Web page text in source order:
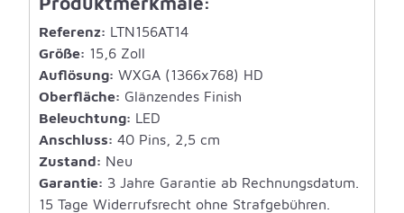
Referenz: LTN156AT14
Größe: 15,6 Zoll
Auflösung: WXGA (1366x768) HD
Oberfläche: Glänzendes Finish
Beleuchtung: LED
Anschluss: 40 Pins, 2,5 cm
Zustand: Neu
Garantie: 3 Jahre Garantie ab Rechnungsdatum.
15 Tage Widerrufsrecht ohne Strafgebühren.